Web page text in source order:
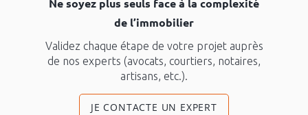
Ne soyez plus seuls face à la complexité
de l’immobilier
Validez chaque étape de votre projet auprès
de nos experts (avocats, courtiers, notaires,
artisans, etc.).
JE CONTACTE UN EXPERT